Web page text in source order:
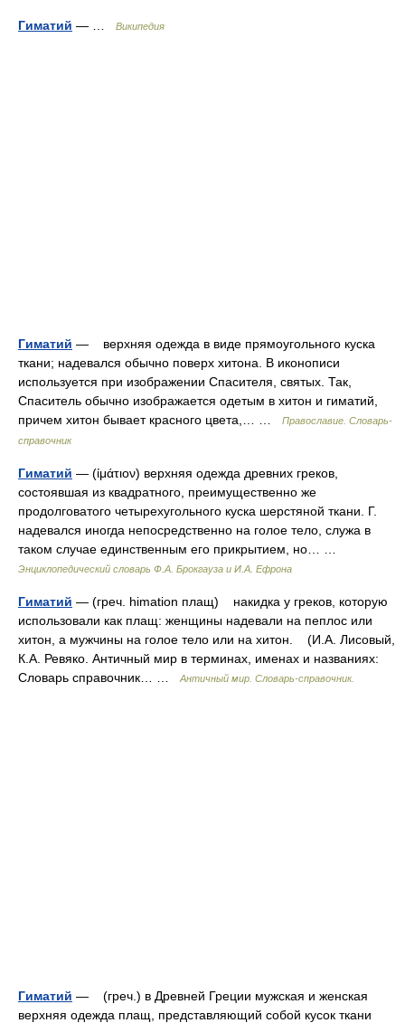
Гиматий — … Википедия
Гиматий — верхняя одежда в виде прямоугольного куска
ткани; надевался обычно поверх хитона. В иконописи
используется при изображении Спасителя, святых. Так,
Спаситель обычно изображается одетым в хитон и гиматий,
причем хитон бывает красного цвета,… …
Православие. Словарь-
справочник
Гиматий — (ίμάτιον) верхняя одежда древних греков,
состоявшая из квадратного, преимущественно же
продолговатого четырехугольного куска шерстяной ткани. Г.
надевался иногда непосредственно на голое тело, служа в
таком случае единственным его прикрытием, но… …
Энциклопедический словарь Ф.А. Брокгауза и И.А. Ефрона
Гиматий — (греч. himation плащ) накидка у греков, которую
использовали как плащ: женщины надевали на пеплос или
хитон, а мужчины на голое тело или на хитон. (И.А. Лисовый,
К.А. Ревяко. Античный мир в терминах, именах и названиях:
Словарь справочник… …
Античный мир. Словарь-справочник.
Гиматий — (греч.) в Древней Греции мужская и женская
верхняя одежда плащ, представляющий собой кусок ткани